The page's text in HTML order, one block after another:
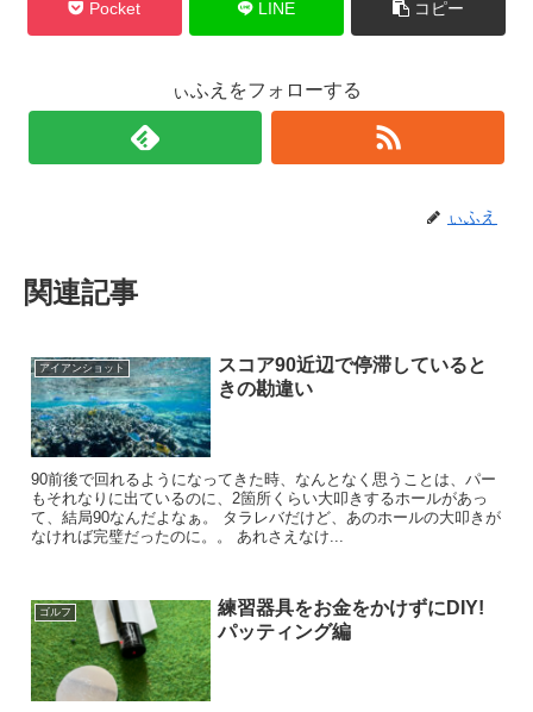
Pocket LINE コピー
ぃふえをフォローする
ぃふえ
関連記事
アイアンショット
スコア90近辺で停滞していると
きの勘違い
90前後で回れるようになってきた時、なんとなく思うことは、パー
もそれなりに出ているのに、2箇所くらい大叩きするホールがあっ
て、結局90なんだよなぁ。 タラレバだけど、あのホールの大叩きが
なければ完璧だったのに。。 あれさえなけ...
ゴルフ
練習器具をお金をかけずにDIY!
パッティング編